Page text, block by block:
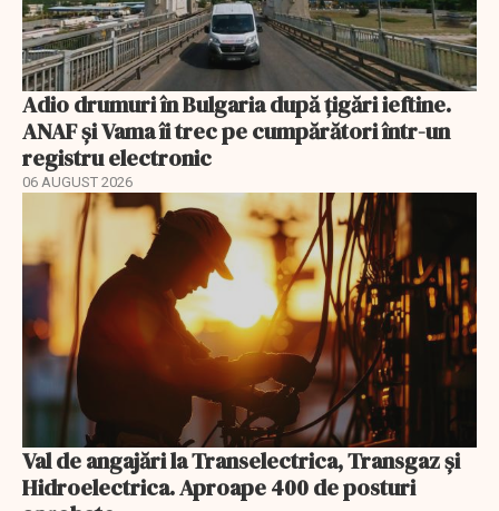
Adio drumuri în Bulgaria după țigări ieftine.
ANAF și Vama îi trec pe cumpărători într-un
registru electronic
06 AUGUST 2026
Val de angajări la Transelectrica, Transgaz și
Hidroelectrica. Aproape 400 de posturi